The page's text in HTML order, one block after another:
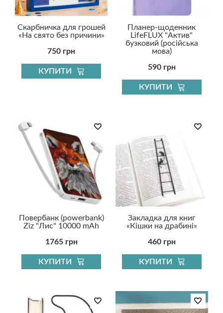
Скарбничка для грошей
«На свято без причини»
750 грн
КУПИТИ
Планер-щоденник
LifeFLUX "Актив"
бузковий (російська
мова)
590 грн
КУПИТИ
Повербанк (powerbank)
Ziz "Лис" 10000 mAh
1765 грн
КУПИТИ
Закладка для книг
«Кішки на драбині»
460 грн
КУПИТИ